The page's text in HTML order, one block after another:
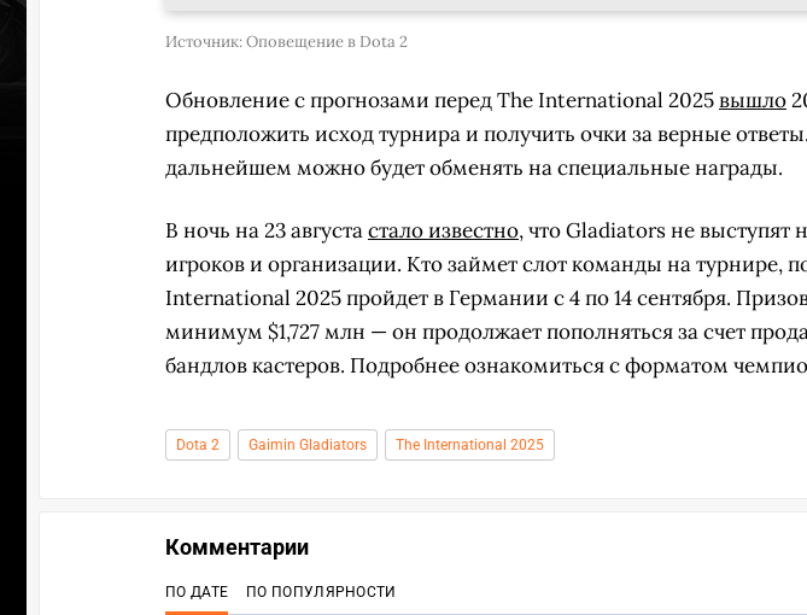
Источник:Оповещение в Dota 2
Обновление с прогнозами перед The International 2025вышло
предположить исход турнира и получить очки за верные
дальнейшем можно будет обменять на специальные награды.
В ночь на 23 августастало известно, что Gladiators не выступят
игроков и организации. Кто займет слот команды на турнире,
International 2025 пройдет в Германии с 4 по 14 сентября.
минимум $1,727 млн — он продолжает пополняться за счет
бандлов кастеров. Подробнее ознакомиться с форматом
Dota 2 Gaimin Gladiators The International 2025
Комментарии
ПО ДАТЕ ПО ПОПУЛЯРНОСТИ